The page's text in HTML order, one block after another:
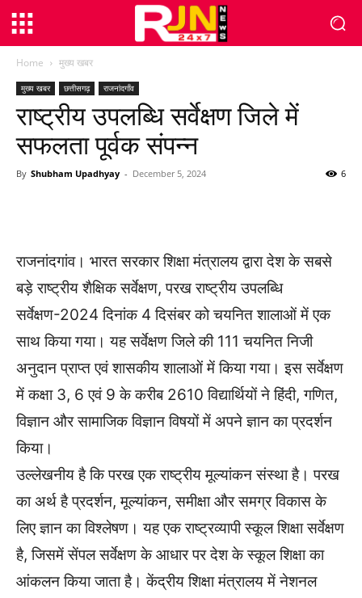
Home मुख्य खबर
मुख्य खबर छत्तीसगढ़ राजनांदगाँव
राष्ट्रीय उपलब्धि सर्वेक्षण जिले में
सफलता पूर्वक संपन्न
By Shubham Upadhyay - December 5, 2024 6
राजनांदगांव। भारत सरकार शिक्षा मंत्रालय द्वारा देश के सबसे
बड़े राष्ट्रीय शैक्षिक सर्वेक्षण, परख राष्ट्रीय उपलब्धि
सर्वेक्षण-2024 दिनांक 4 दिसंबर को चयनित शालाओं में एक
साथ किया गया। यह सर्वेक्षण जिले की 111 चयनित निजी
अनुदान प्राप्त एवं शासकीय शालाओं में किया गया। इस सर्वेक्षण
में कक्षा 3, 6 एवं 9 के करीब 2610 विद्यार्थियों ने हिंदी, गणित,
विज्ञान और सामाजिक विज्ञान विषयों में अपने ज्ञान का प्रदर्शन
किया।
उल्लेखनीय है कि परख एक राष्ट्रीय मूल्यांकन संस्था है। परख
का अर्थ है प्रदर्शन, मूल्यांकन, समीक्षा और समग्र विकास के
लिए ज्ञान का विश्लेषण। यह एक राष्ट्रव्यापी स्कूल शिक्षा सर्वेक्षण
है, जिसमें सेंपल सर्वेक्षण के आधार पर देश के स्कूल शिक्षा का
आंकलन किया जाता है। केंद्रीय शिक्षा मंत्रालय में नेशनल